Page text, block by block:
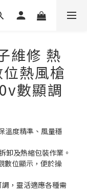
維修 熱
熱風槍
數顯調
溫度精準、風量穩
卸及熱縮包裝作業。
數位顯示，便於操
調，靈活適應各種需